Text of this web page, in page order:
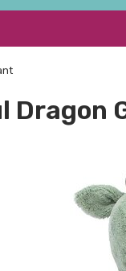
Dragon